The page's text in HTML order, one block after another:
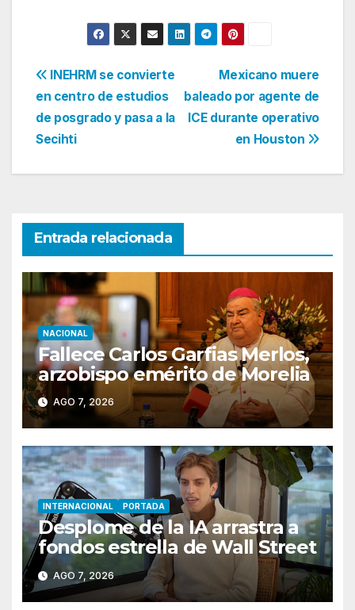
Navegación
de
entradas
Mexicano muere
baleado por agente de
ICE durante operativo
en Houston
INEHRM se convierte
en centro de estudios
de posgrado y pasa a la
Secihti
Entrada relacionada
NACIONAL
Fallece Carlos Garfias Merlos,
arzobispo emérito de Morelia
AGO 7, 2026
INTERNACIONAL PORTADA
Desplome de la IA arrastra a
fondos estrella de Wall Street
AGO 7, 2026